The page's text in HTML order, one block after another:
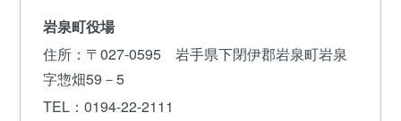
岩泉町役場
住所 ：〒027-0595 岩手県下閉伊郡岩泉町岩泉
字惣畑59－5
TEL ：0194-22-2111